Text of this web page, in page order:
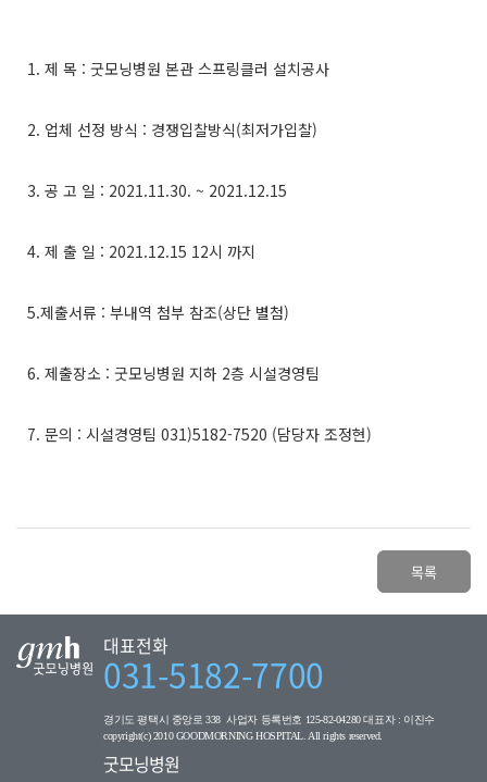
목록
대표전화
031-5182-7700
경기도 평택시 중앙로 338 사업자 등록번호 125-82-04280 대표자 : 이진수
copyright(c) 2010 GOODMORNING HOSPITAL. All rights reserved.
굿모닝병원